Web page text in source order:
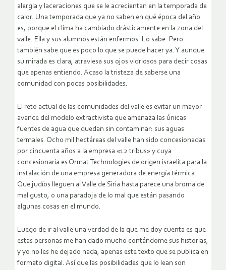
alergia y laceraciones que se le acrecientan en la temporada de
calor. Una temporada que ya no saben en qué época del año
es, porque el clima ha cambiado drásticamente en la zona del
valle. Ella y sus alumnos están enfermos. Lo sabe. Pero
también sabe que es poco lo que se puede hacer ya. Y aunque
su mirada es clara, atraviesa sus ojos vidriosos para decir cosas
que apenas entiendo. Acaso la tristeza de saberse una
comunidad con pocas posibilidades.
El reto actual de las comunidades del valle es evitar un mayor
avance del modelo extractivista que amenaza las únicas
fuentes de agua que quedan sin contaminar: sus aguas
termales. Ocho mil hectáreas del valle han sido concesionadas
por cincuenta años a la empresa «12 tribus» y cuya
concesionaria es Ormat Technologies de origen israelita para la
instalación de una empresa generadora de energía térmica.
Que judíos lleguen al Valle de Siria hasta parece una broma de
mal gusto, o una paradoja de lo mal que están pasando
algunas cosas en el mundo.
Luego de ir al valle una verdad de la que me doy cuenta es que
estas personas me han dado mucho contándome sus historias,
y yo no les he dejado nada, apenas este texto que se publica en
formato digital. Así que las posibilidades que lo lean son